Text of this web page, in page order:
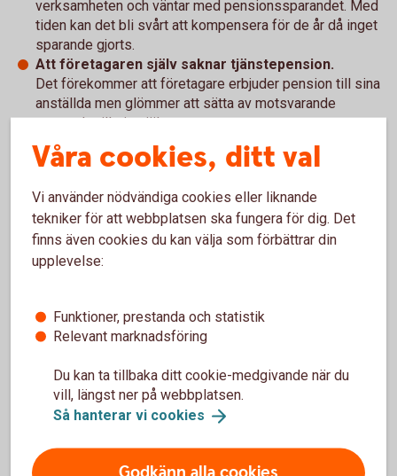
verksamheten och väntar med pensionssparandet. Med
tiden kan det bli svårt att kompensera för de år då inget
sparande gjorts.
Att företagaren själv saknar tjänstepension.
Det förekommer att företagare erbjuder pension till sina
anställda men glömmer att sätta av motsvarande
sparande till sig själva.
Att försäkringsskydd saknas.
Om en företagare eller nyckelperson blir långvarigt sjuk
Kompletterande försäkringar kan minska den risken.
Genom att både tidigt och regelbundet se över
pensionslösningen blir det enklare att justera sparandet i
En del av ett attraktivt
arbetsgivarskap
Att erbjuda tjänstepension handlar inte bara om pensionen i
sig. Det är också en viktig del av företagets
arbetsgivarerbjudande.
Våra cookies, ditt val
Vi använder nödvändiga cookies eller liknande
tekniker för att webbplatsen ska fungera för dig. Det
finns även cookies du kan välja som förbättrar din
upplevelse:
Funktioner, prestanda och statistik
Relevant marknadsföring
Du kan ta tillbaka ditt cookie-medgivande när du
vill, längst ner på webbplatsen.
Så hanterar vi cookies